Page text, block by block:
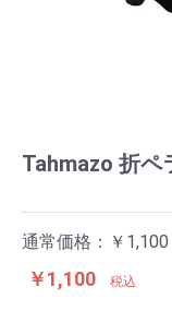
Tahmazo 折ペ
通常価格：￥1,100
￥1,100 税込